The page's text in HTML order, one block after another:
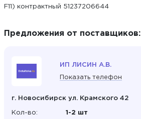
F11) контрактный 51237206644
Предложения от поставщиков:
ИП ЛИСИН А.В.
Показать телефон
г. Новосибирск ул. Крамского 42
Кол-во: 1-2 шт